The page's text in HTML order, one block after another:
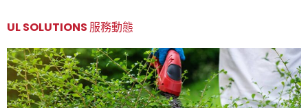
UL SOLUTIONS 服務動態